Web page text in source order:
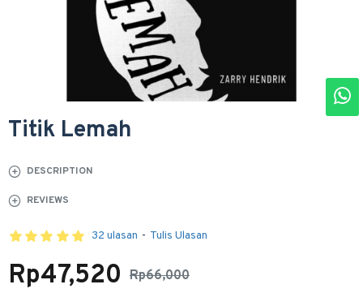
Titik Lemah
DESCRIPTION
REVIEWS
32 ulasan - Tulis Ulasan
Rp66,000
Rp47,520